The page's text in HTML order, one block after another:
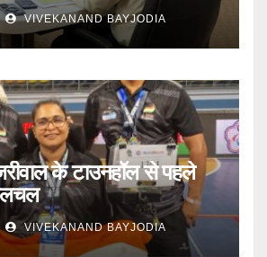
VIVEKANAND BAYJODIA
के टाउनहॉल से पहले
VIVEKANAND BAYJODIA